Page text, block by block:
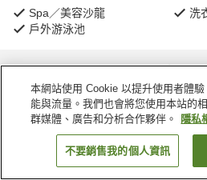
Spa／美容沙龍
洗
戶外游泳池
首頁 印尼 中爪哇 三寶壟 三
找客房
本網站使用 Cookie 以提升使用者體
能與流量。我們也會將您使用本站的
群媒體、廣告和分析合作夥伴。
隱私
不要銷售我的個人資訊